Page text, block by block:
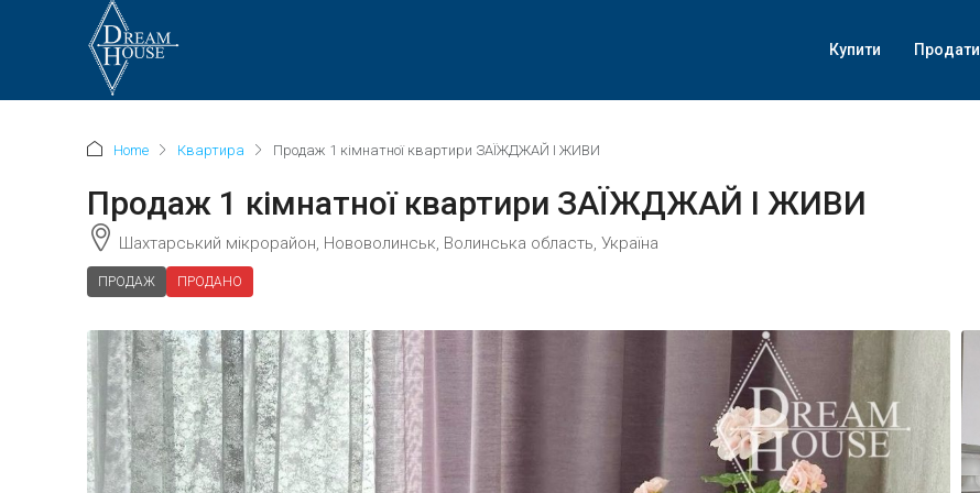
Купити Продати
Home Квартира Продаж 1 кімнатної квартири ЗАЇЖДЖАЙ І ЖИВИ
Продаж 1 кімнатної квартири ЗАЇЖДЖАЙ І ЖИВИ
Шахтарський мікрорайон, Нововолинськ, Волинська область, Україна
ПРОДАЖ ПРОДАНО